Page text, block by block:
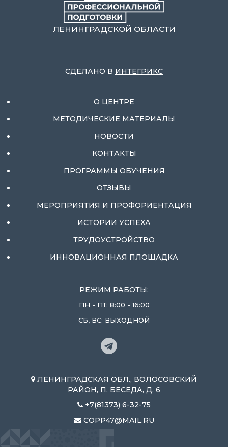
ЛЕНИНГРАДСКОЙ ОБЛАСТИ
СДЕЛАНО В ИНТЕГРИКС
О ЦЕНТРЕ
МЕТОДИЧЕСКИЕ МАТЕРИАЛЫ
НОВОСТИ
КОНТАКТЫ
ПРОГРАММЫ ОБУЧЕНИЯ
ОТЗЫВЫ
МЕРОПРИЯТИЯ И ПРОФОРИЕНТАЦИЯ
ИСТОРИИ УСПЕХА
ТРУДОУСТРОЙСТВО
ИННОВАЦИОННАЯ ПЛОЩАДКА
РЕЖИМ РАБОТЫ:
ПН - ПТ: 8:00 - 16:00
СБ, ВС: ВЫХОДНОЙ
ЛЕНИНГРАДСКАЯ ОБЛ., ВОЛОСОВСКИЙ
РАЙОН, П. БЕСЕДА, Д. 6
+7(81373) 6-32-75
COPP47@MAIL.RU